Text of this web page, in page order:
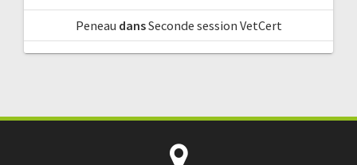
Peneau dansSeconde session VetCert